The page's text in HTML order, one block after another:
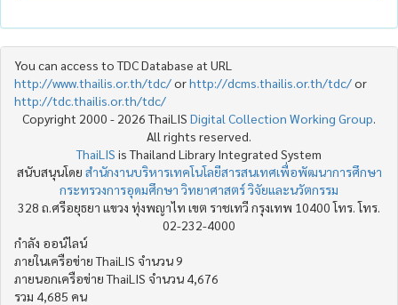
You can access to TDC Database at URL
http://www.thailis.or.th/tdc/orhttp://dcms.thailis.or.th/tdc/or
http://tdc.thailis.or.th/tdc/
Copyright 2000 - 2026 ThaiLIS Digital Collection Working Group
All rights reserved.
ThaiLIS is Thailand Library Integrated System
สนับสนุนโดย สำนักงานบริหารเทคโนโลยีสารสนเทศเพื่อพัฒนาการศึกษา
กระทรวงการอุดมศึกษา วิทยาศาสตร์ วิจัยและนวัตกรรม
328 ถ.ศรีอยุธยา แขวง ทุ่งพญาไท เขต ราชเทวี กรุงเทพ 10400 โทร. โทร.
02-232-4000
กำลัง ออน์ไลน์
ภายในเครือข่าย ThaiLIS จำนวน 9
ภายนอกเครือข่าย ThaiLIS จำนวน 4,676
รวม 4,685 คน